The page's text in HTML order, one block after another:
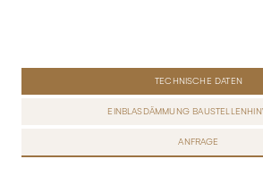
TECHNISCHE DATEN
EINBLASDÄMMUNG
ANFRAGE